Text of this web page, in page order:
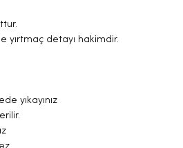
yırtmaç detayı hakimdir.
yıkayınız